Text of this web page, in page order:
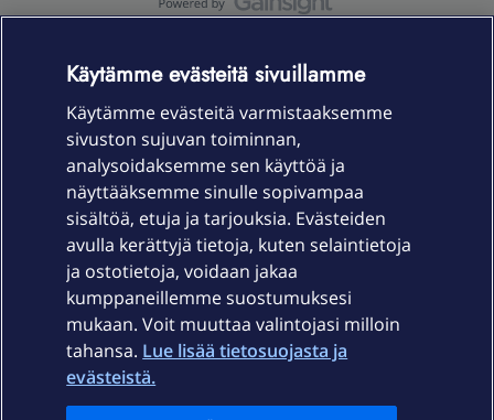
Laitteet & liittymät
Palvelut
Ajankohtaista
Käytämme evästeitä sivuillamme
Käytämme evästeitä varmistaaksemme
sivuston sujuvan toiminnan,
analysoidaksemme sen käyttöä ja
näyttääksemme sinulle sopivampaa
sisältöä, etuja ja tarjouksia. Evästeiden
avulla kerättyjä tietoja, kuten selaintietoja
ja ostotietoja, voidaan jakaa
kumppaneillemme suostumuksesi
mukaan. Voit muuttaa valintojasi milloin
tahansa. Lue lisää tietosuojasta ja
evästeistä.